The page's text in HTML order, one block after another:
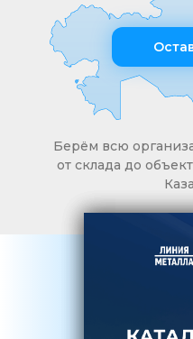
Берём всю
от склада до